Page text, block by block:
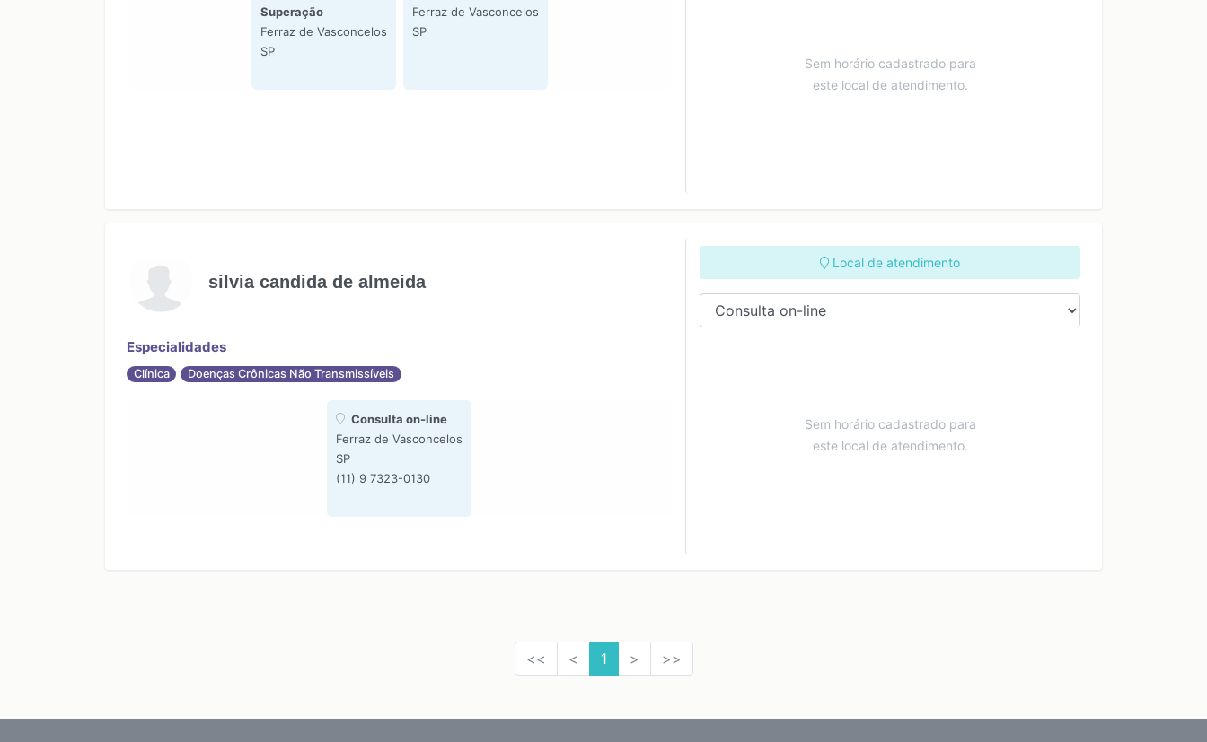
Superação
Ferraz de Vasconcelos
SP
Ferraz de Vasconcelos
SP
Sem horário cadastrado para
este local de atendimento.
silvia candida de almeida
Especialidades
Clínica Doenças Crônicas Não Transmissíveis
Consulta on-line
Ferraz de Vasconcelos
SP
(11) 9 7323-0130
Local de atendimento
Sem horário cadastrado para
este local de atendimento.
<< < 1 > >>